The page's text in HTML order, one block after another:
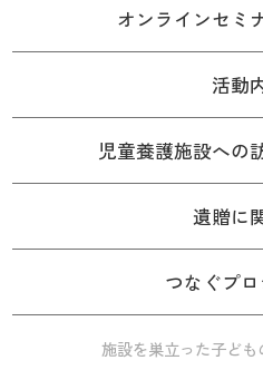
オンラインセミ
活動
児童養護施設への
遺贈に
つなぐプ
施設を巣立った子ど